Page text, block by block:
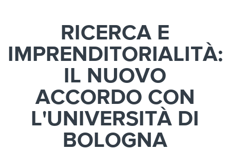
RICERCA E
IMPRENDITORIALITÀ:
IL NUOVO
ACCORDO CON
L'UNIVERSITÀ DI
BOLOGNA